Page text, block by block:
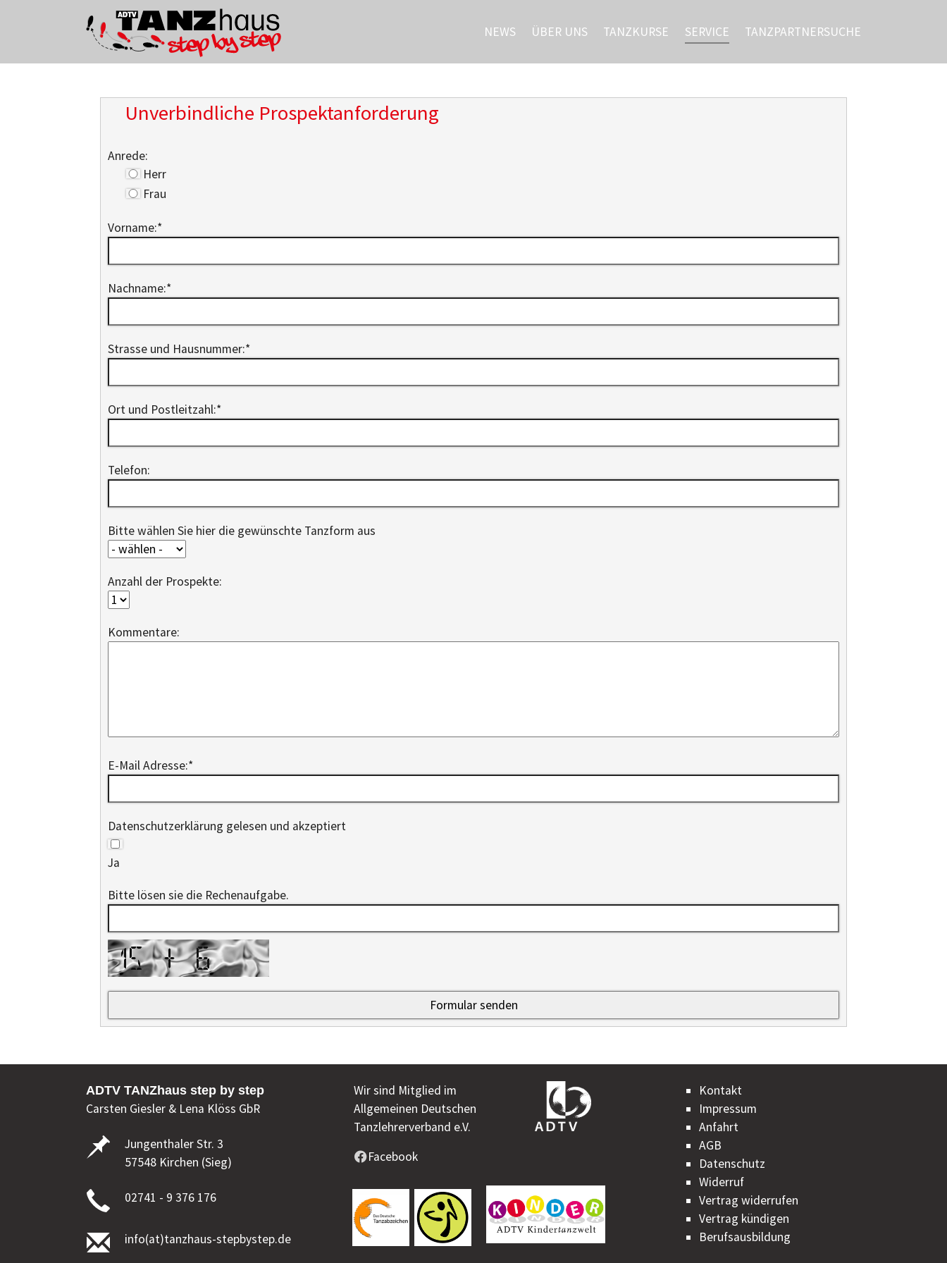
NEWS ÜBER UNS TANZKURSE SERVICE TANZPARTNERSUCHE
Unverbindliche Prospektanforderung
Anrede:
Herr
Frau
Vorname:*
Nachname:*
Strasse und Hausnummer:*
Ort und Postleitzahl:*
Telefon:
Bitte wählen Sie hier die gewünschte Tanzform aus
Anzahl der Prospekte:
Kommentare:
E-Mail Adresse:*
Datenschutzerklärung gelesen und akzeptiert
Ja
Bitte lösen sie die Rechenaufgabe.
ADTV TANZhaus step by step
Carsten Giesler & Lena Klöss GbR
Jungenthaler Str. 3
57548 Kirchen (Sieg)
02741 - 9 376 176
info(at)tanzhaus-stepbystep.de
Wir sind Mitglied im
Allgemeinen Deutschen
Tanzlehrerverband e.V.
Facebook
Kontakt
Impressum
Anfahrt
AGB
Datenschutz
Widerruf
Vertrag widerrufen
Vertrag kündigen
Berufsausbildung